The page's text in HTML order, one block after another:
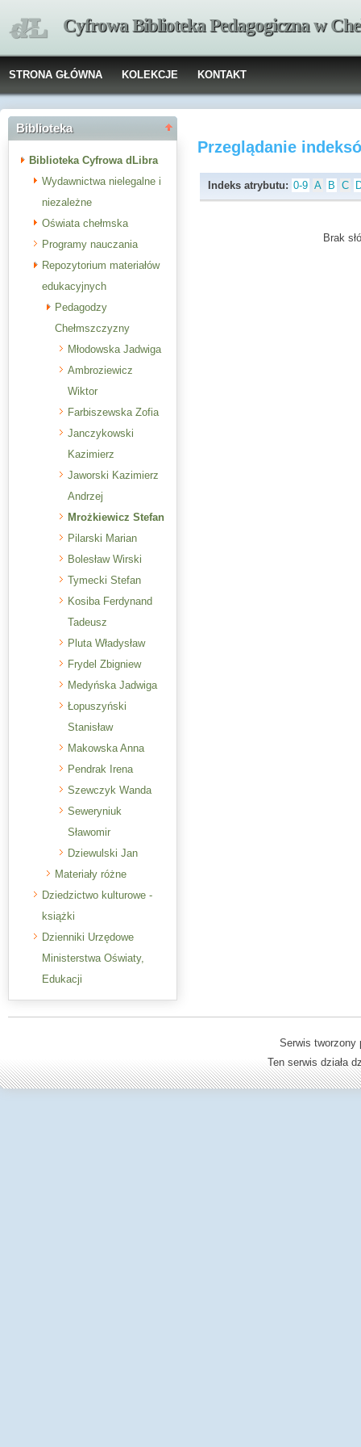
Cyfrowa Biblioteka Pedagogiczna w
STRONA GŁÓWNA KOLEKCJE KONTAKT
Biblioteka
Biblioteka Cyfrowa dLibra
Wydawnictwa nielegalne i
niezależne
Oświata chełmska
Programy nauczania
Repozytorium materiałów
edukacyjnych
Pedagodzy
Chełmszczyzny
Młodowska Jadwiga
Ambroziewicz
Wiktor
Farbiszewska Zofia
Janczykowski
Kazimierz
Jaworski Kazimierz
Andrzej
Mrożkiewicz Stefan
Pilarski Marian
Bolesław Wirski
Tymecki Stefan
Kosiba Ferdynand
Tadeusz
Pluta Władysław
Frydel Zbigniew
Medyńska Jadwiga
Łopuszyński
Stanisław
Makowska Anna
Pendrak Irena
Szewczyk Wanda
Seweryniuk
Sławomir
Dziewulski Jan
Materiały różne
Dziedzictwo kulturowe -
książki
Dzienniki Urzędowe
Ministerstwa Oświaty,
Edukacji
Przeglądanie
Indeks atrybutu: 0-9 A B C
Brak
Serwis
Ten serwis działa